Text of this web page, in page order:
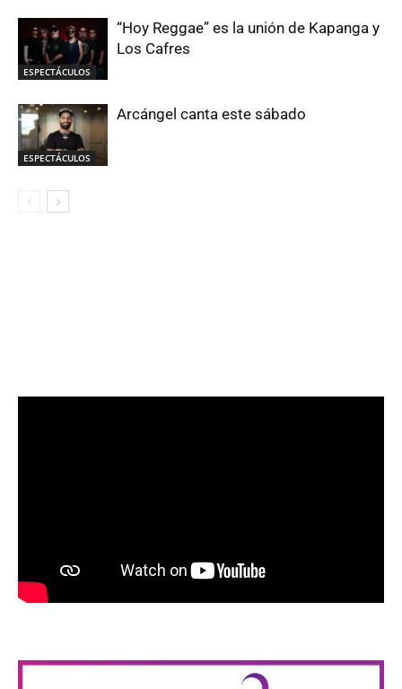
ESPECTÁCULOS
“Hoy Reggae” es la unión de Kapanga y
Los Cafres
ESPECTÁCULOS
Arcángel canta este sábado